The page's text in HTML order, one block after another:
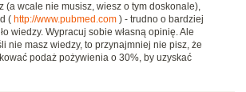
(a wcale nie musisz, wiesz o tym doskonale),
( http://www.pubmed.com ) - trudno o bardziej
wiedzy. Wypracuj sobie własną opinię. Ale
nie masz wiedzy, to przynajmniej nie pisz, że
podaż pożywienia o 30%, by uzyskać